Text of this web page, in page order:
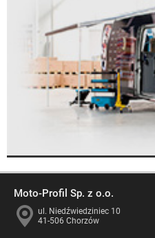
Moto-Profil Sp. z o.o.
ul. Niedźwiedziniec 10
41-506 Chorzów